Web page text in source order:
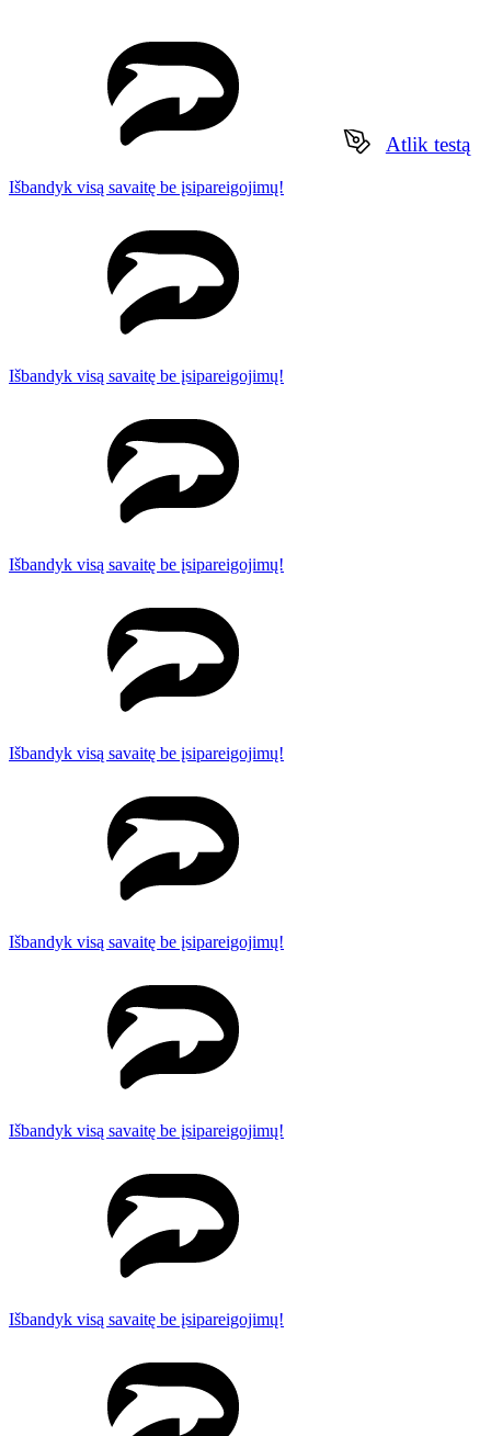
Išbandyk visą savaitę be įsipareigojimų!
Išbandyk visą savaitę be įsipareigojimų!
Išbandyk visą savaitę be įsipareigojimų!
Išbandyk visą savaitę be įsipareigojimų!
Išbandyk visą savaitę be įsipareigojimų!
Išbandyk visą savaitę be įsipareigojimų!
Išbandyk visą savaitę be įsipareigojimų!
Atlik testą